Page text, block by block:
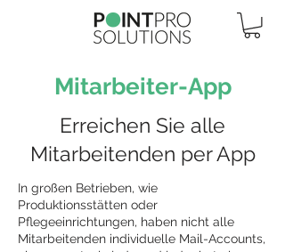
Mitarbeiter-App
Erreichen Sie alle
Mitarbeitenden per App
In großen Betrieben, wie
Produktionsstätten oder
Pflegeeinrichtungen, haben nicht alle
Mitarbeitenden individuelle Mail-Accounts,